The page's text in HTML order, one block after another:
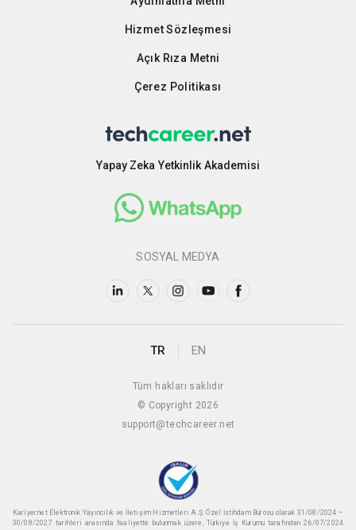
Hizmet Sözleşmesi
Açık Rıza Metni
Çerez Politikası
Yapay Zeka Yetkinlik Akademisi
SOSYAL MEDYA
TR EN
Tüm hakları saklıdır
© Copyright 2026
support@techcareer.net
Kariyer.net Elektronik Yayıncılık ve İletişim Hizmetleri A.Ş. Özel İstihdam Bürosu olarak 31/08/2024 –
30/08/2027 tarihleri arasında faaliyette bulunmak üzere, Türkiye İş Kurumu tarafından 26/07/2024